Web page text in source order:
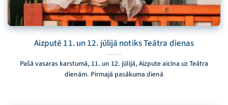
Aizputē 11. un 12. jūlijā notiks Teātra dienas
Pašā vasaras karstumā, 11. un 12. jūlijā, Aizpute aicina uz Teātra
dienām. Pirmajā pasākuma dienā